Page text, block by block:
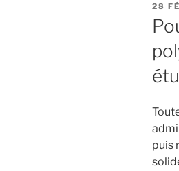
LE
28
puis